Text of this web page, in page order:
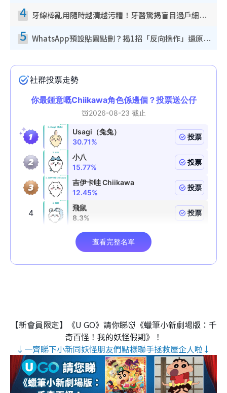
4 牙線棒亂用隨時越清越污糟！牙醫驚揭盲目過戶細菌恐致蛀牙：呢種先係日常真保養
5 WhatsApp預設貼圖點刪？揭1招「反向操作」還原簡潔介面 附3步實測教學
【新會員限定】《U GO》請你睇👹《蠟筆小新劇場版：千
奇百怪！我的妖怪假期》！
↓一齊睇下小新同妖怪朋友們點樣聯手拯救屋企人啦↓